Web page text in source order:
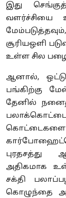
இது
வளர்ச்சியை
சூரியஒளி
உள்ள சில
ஆனால்,
பங்கிற்கு
தேனில்
புரதசத்து
அதிகமாக
சக்தி
கொழுந்தை